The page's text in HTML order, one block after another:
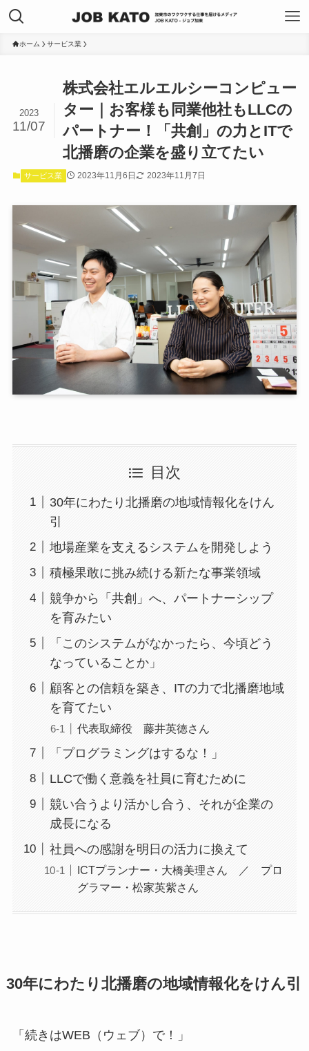
ホーム サービス業
株式会社エルエルシーコンピュー
ター｜お客様も同業他社もLLCの
パートナー！「共創」の力とITで
北播磨の企業を盛り立てたい
2023
11/07
サービス業 2023年11月6日 2023年11月7日
目次
30年にわたり北播磨の地域情報化をけん
引
地場産業を支えるシステムを開発しよう
積極果敢に挑み続ける新たな事業領域
競争から「共創」へ、パートナーシップ
を育みたい
「このシステムがなかったら、今頃どう
なっていることか」
顧客との信頼を築き、ITの力で北播磨地域
を育てたい
代表取締役 藤井英徳さん
「プログラミングはするな！」
LLCで働く意義を社員に育むために
競い合うより活かし合う、それが企業の
成長になる
社員への感謝を明日の活力に換えて
ICTプランナー・大橋美理さん ／ プロ
グラマー・松家英紫さん
30年にわたり北播磨の地域情報化をけん引
「続きはWEB（ウェブ）で！」